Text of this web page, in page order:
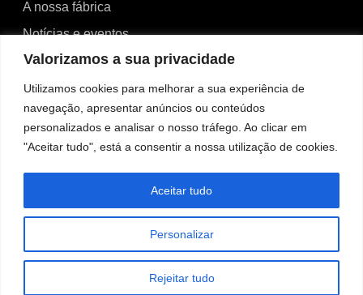
Valorizamos a sua privacidade
Utilizamos cookies para melhorar a sua experiência de
navegação, apresentar anúncios ou conteúdos
personalizados e analisar o nosso tráfego. Ao clicar em
"Aceitar tudo", está a consentir a nossa utilização de cookies.
Personalizar
Rejeitar tudo
Aceitar tudo
A nossa fábrica
Notícias e eventos
Vídeos
Blogues
Contacto
Contacto
No.526, Dong'an North Road, Haizhou, Guzhen,
Zhongshan, Guangdong, China
admin@wosenled.com